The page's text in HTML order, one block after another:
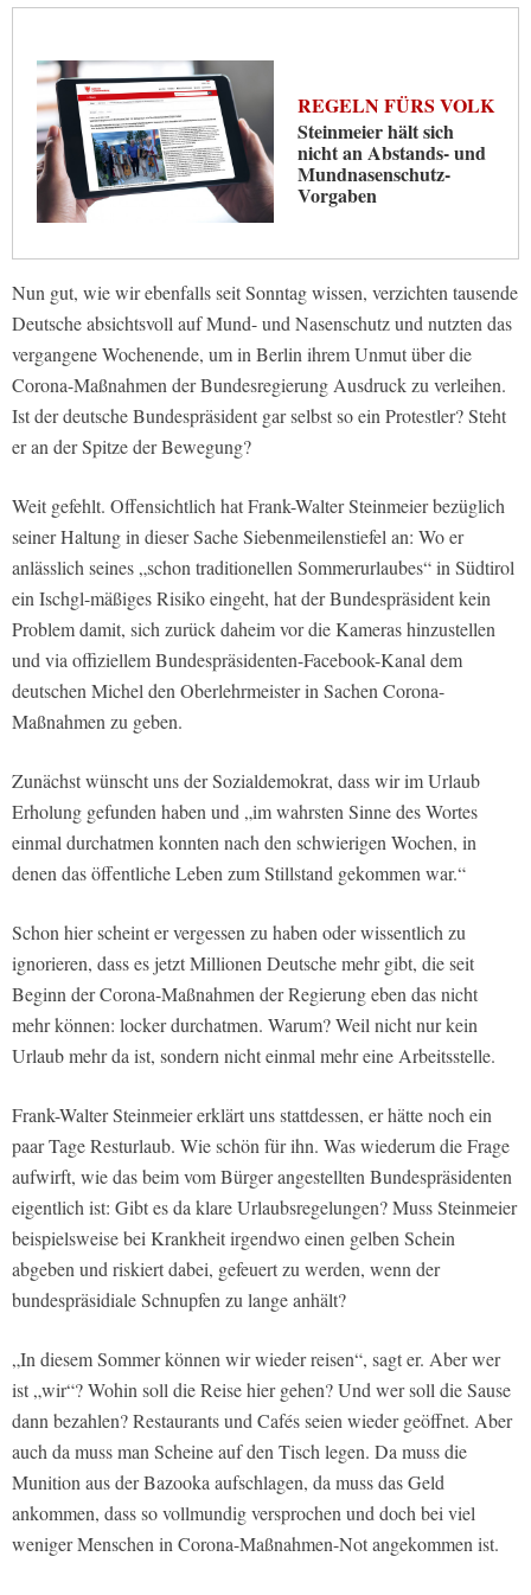
REGELN FÜRS VOLK
Steinmeier hält sich
nicht an Abstands- und
Mundnasenschutz-
Vorgaben
Nun gut, wie wir ebenfalls seit Sonntag wissen, verzichten tausende
Deutsche absichtsvoll auf Mund- und Nasenschutz und nutzten das
vergangene Wochenende, um in Berlin ihrem Unmut über die
Corona-Maßnahmen der Bundesregierung Ausdruck zu verleihen.
Ist der deutsche Bundespräsident gar selbst so ein Protestler? Steht
er an der Spitze der Bewegung?
Weit gefehlt. Offensichtlich hat Frank-Walter Steinmeier bezüglich
seiner Haltung in dieser Sache Siebenmeilenstiefel an: Wo er
anlässlich seines „schon traditionellen Sommerurlaubes“ in Südtirol
ein Ischgl-mäßiges Risiko eingeht, hat der Bundespräsident kein
Problem damit, sich zurück daheim vor die Kameras hinzustellen
und via offiziellem Bundespräsidenten-Facebook-Kanal dem
deutschen Michel den Oberlehrmeister in Sachen Corona-
Maßnahmen zu geben.
Zunächst wünscht uns der Sozialdemokrat, dass wir im Urlaub
Erholung gefunden haben und „im wahrsten Sinne des Wortes
einmal durchatmen konnten nach den schwierigen Wochen, in
denen das öffentliche Leben zum Stillstand gekommen war.“
Schon hier scheint er vergessen zu haben oder wissentlich zu
ignorieren, dass es jetzt Millionen Deutsche mehr gibt, die seit
Beginn der Corona-Maßnahmen der Regierung eben das nicht
mehr können: locker durchatmen. Warum? Weil nicht nur kein
Urlaub mehr da ist, sondern nicht einmal mehr eine Arbeitsstelle.
Frank-Walter Steinmeier erklärt uns stattdessen, er hätte noch ein
paar Tage Resturlaub. Wie schön für ihn. Was wiederum die Frage
aufwirft, wie das beim vom Bürger angestellten Bundespräsidenten
eigentlich ist: Gibt es da klare Urlaubsregelungen? Muss Steinmeier
beispielsweise bei Krankheit irgendwo einen gelben Schein
abgeben und riskiert dabei, gefeuert zu werden, wenn der
bundespräsidiale Schnupfen zu lange anhält?
„In diesem Sommer können wir wieder reisen“, sagt er. Aber wer
ist „wir“? Wohin soll die Reise hier gehen? Und wer soll die Sause
dann bezahlen? Restaurants und Cafés seien wieder geöffnet. Aber
auch da muss man Scheine auf den Tisch legen. Da muss die
Munition aus der Bazooka aufschlagen, da muss das Geld
ankommen, dass so vollmundig versprochen und doch bei viel
weniger Menschen in Corona-Maßnahmen-Not angekommen ist.